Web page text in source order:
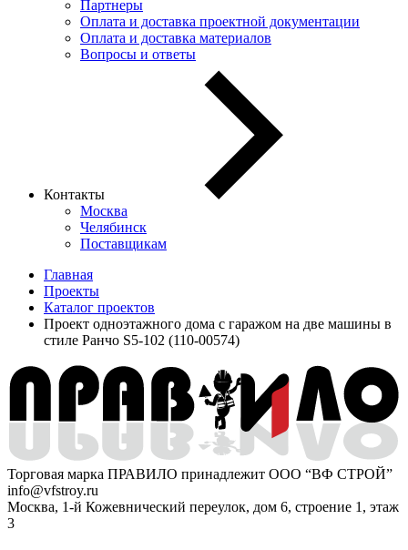
Партнеры
Оплата и доставка проектной документации
Оплата и доставка материалов
Вопросы и ответы
Контакты
Москва
Челябинск
Поставщикам
Главная
Проекты
Каталог проектов
Проект одноэтажного дома с гаражом на две машины в
стиле Ранчо S5-102 (110-00574)
Торговая марка ПРАВИЛО принадлежит ООО “ВФ СТРОЙ”
info@vfstroy.ru
Москва, 1-й Кожевнический переулок, дом 6, строение 1, этаж
3